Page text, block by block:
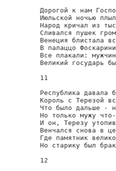
Дорогой к нам
Июльской ночью
Народ кричал из
Сливался пушек
Венеция блистала
В палаццо
Все плакали:
Великий государь
11
Республика давала
Король с Терезой
Что было дальше -
Но только мужу
И он, Терезу
Венчался снова в
Где памятник
Но старику был
12